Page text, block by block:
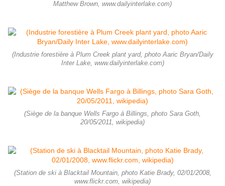
Matthew Brown, www.dailyinterlake.com)
(Industrie forestière à Plum Creek plant yard, photo Aaric Bryan/Daily
Inter Lake, www.dailyinterlake.com)
(Siège de la banque Wells Fargo à Billings, photo Sara Goth,
20/05/2011, wikipedia)
(Station de ski à Blacktail Mountain, photo Katie Brady, 02/01/2008,
www.flickr.com, wikipedia)